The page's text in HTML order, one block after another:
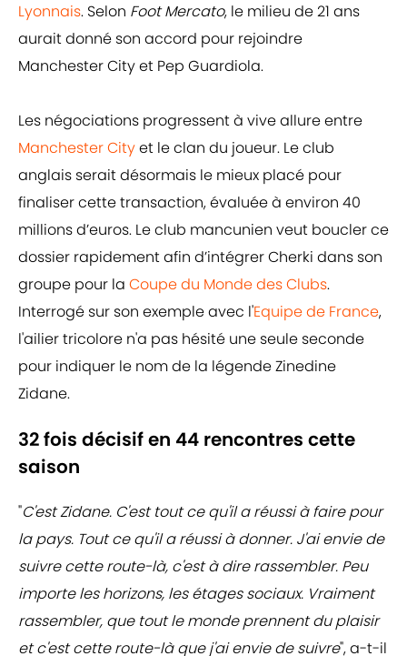
Lyonnais. Selon Foot Mercato, le milieu de 21 ans
aurait donné son accord pour rejoindre
Manchester City et Pep Guardiola.
Les négociations progressent à vive allure entre
Manchester Cityet le clan du joueur. Le club
anglais serait désormais le mieux placé pour
finaliser cette transaction, évaluée à environ 40
millions d’euros. Le club mancunien veut boucler ce
dossier rapidement afin d’intégrer Cherki dans son
groupe pour la Coupe du Monde des Clubs.
Interrogé sur son exemple avec l'Equipe de France,
l'ailier tricolore n'a pas hésité une seule seconde
pour indiquer le nom de la légende Zinedine
Zidane.
32 fois décisif en 44 rencontres cette
saison
"C'est Zidane. C'est tout ce qu'il a réussi à faire pour
la pays. Tout ce qu'il a réussi à donner. J'ai envie de
suivre cette route-là, c'est à dire rassembler. Peu
importe les horizons, les étages sociaux. Vraiment
rassembler, que tout le monde prennent du plaisir
et c'est cette route-là que j'ai envie de suivre", a-t-il